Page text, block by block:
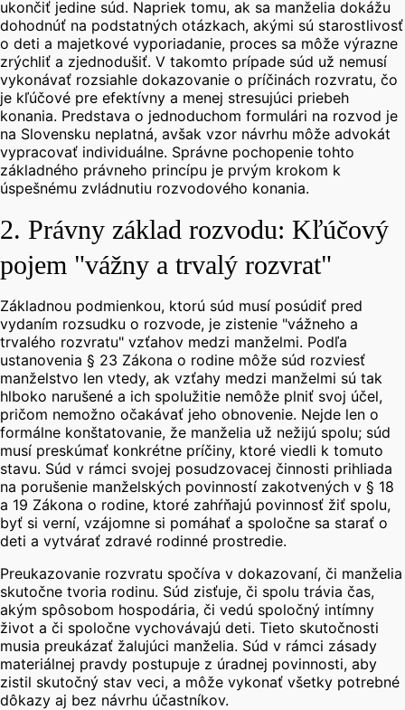
ukončiť jedine súd. Napriek tomu, ak sa manželia dokážu
dohodnúť na podstatných otázkach, akými sú starostlivosť
o deti a majetkové vyporiadanie, proces sa môže výrazne
zrýchliť a zjednodušiť. V takomto prípade súd už nemusí
vykonávať rozsiahle dokazovanie o príčinách rozvratu, čo
je kľúčové pre efektívny a menej stresujúci priebeh
konania. Predstava o jednoduchom formulári na rozvod je
na Slovensku neplatná, avšak vzor návrhu môže advokát
vypracovať individuálne. Správne pochopenie tohto
základného právneho princípu je prvým krokom k
úspešnému zvládnutiu rozvodového konania.
2. Právny základ rozvodu: Kľúčový
pojem "vážny a trvalý rozvrat"
Základnou podmienkou, ktorú súd musí posúdiť pred
vydaním rozsudku o rozvode, je zistenie "vážneho a
trvalého rozvratu" vzťahov medzi manželmi. Podľa
ustanovenia § 23 Zákona o rodine môže súd rozviesť
manželstvo len vtedy, ak vzťahy medzi manželmi sú tak
hlboko narušené a ich spolužitie nemôže plniť svoj účel,
pričom nemožno očakávať jeho obnovenie. Nejde len o
formálne konštatovanie, že manželia už nežijú spolu; súd
musí preskúmať konkrétne príčiny, ktoré viedli k tomuto
stavu. Súd v rámci svojej posudzovacej činnosti prihliada
na porušenie manželských povinností zakotvených v § 18
a 19 Zákona o rodine, ktoré zahŕňajú povinnosť žiť spolu,
byť si verní, vzájomne si pomáhať a spoločne sa starať o
deti a vytvárať zdravé rodinné prostredie.
Preukazovanie rozvratu spočíva v dokazovaní, či manželia
skutočne tvoria rodinu. Súd zisťuje, či spolu trávia čas,
akým spôsobom hospodária, či vedú spoločný intímny
život a či spoločne vychovávajú deti. Tieto skutočnosti
musia preukázať žalujúci manželia. Súd v rámci zásady
materiálnej pravdy postupuje z úradnej povinnosti, aby
zistil skutočný stav veci, a môže vykonať všetky potrebné
dôkazy aj bez návrhu účastníkov.